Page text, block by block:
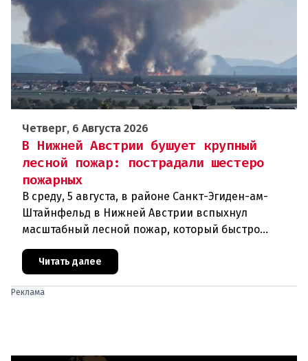
Четверг, 6 Августа 2026
В Нижней Австрии бушует крупный
лесной пожар: пострадали шестеро
пожарных
В среду, 5 августа, в районе Санкт-Эгиден-ам-
Штайнфельд в Нижней Австрии вспыхнул
масштабный лесной пожар, который быстро
В ходе тушения пострадали шесте
Читать далее
Реклама